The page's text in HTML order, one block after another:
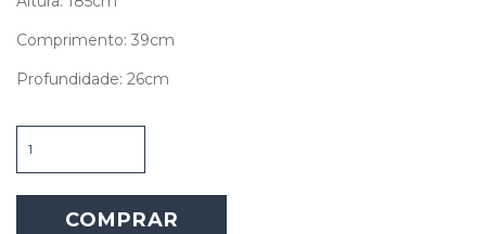
Comprimento: 39cm
Profundidade: 26cm
de
Madeira
Articulável
quantidadeCOMPRAR